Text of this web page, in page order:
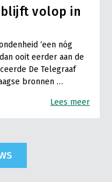
volop in
‘een nóg
ooit eerder aan de
De Telegraaf
bronnen …
Lees meer